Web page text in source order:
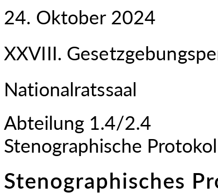
24. Oktober 2024
XXVIII.
Nationalratssaal
Abteilung 1.4/2.4
Stenographische
Stenographisches